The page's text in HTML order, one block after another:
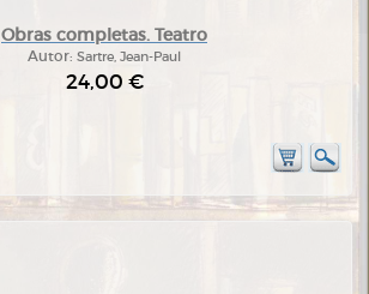
Obras completas. Teatro
Autor: Sartre, Jean-Paul
24,00 €